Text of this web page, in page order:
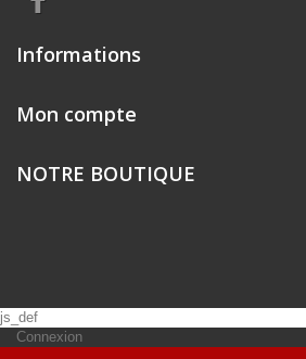
Informations
Mon compte
NOTRE BOUTIQUE
js_def
Connexion